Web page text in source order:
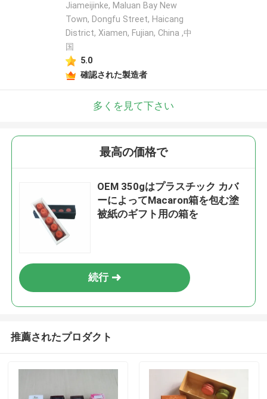
Jiameijinke, Maluan Bay New
Town, Dongfu Street, Haicang
District, Xiamen, Fujian, China ,中
国
5.0
確認された製造者
多くを見て下さい
最高の価格で
OEM 350gはプラスチック カバ
ーによってMacaron箱を包む塗
被紙のギフト用の箱を
続行
推薦されたプロダクト